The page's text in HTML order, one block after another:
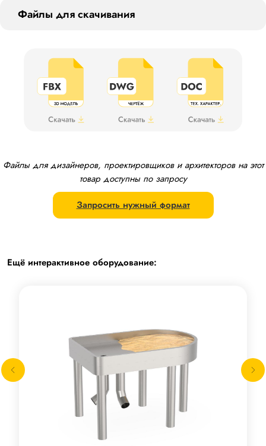
Файлы для скачивания
Файлы для дизайнеров, проектировщиков и архитекторов на этот
товар доступны по запросу
Запросить нужный формат
Ещё интерактивное оборудование: